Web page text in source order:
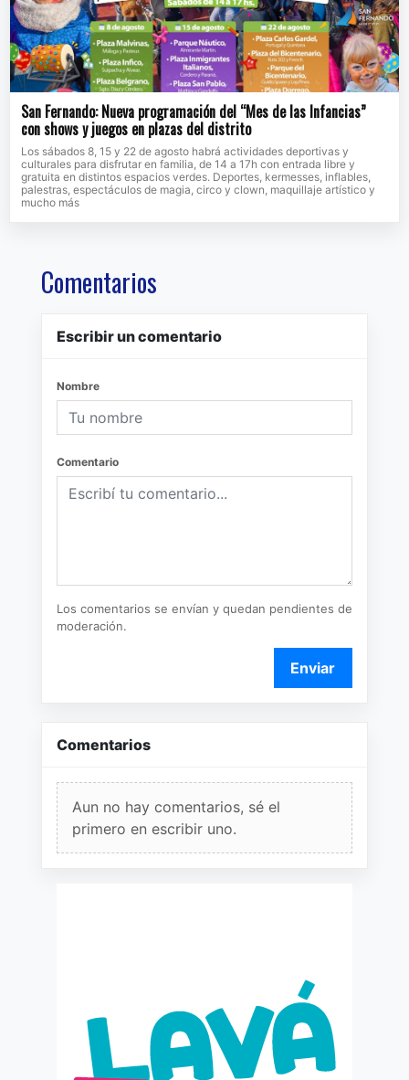
San Fernando: Nueva programación del “Mes de las Infancias”
con shows y juegos en plazas del distrito
Los sábados 8, 15 y 22 de agosto habrá actividades deportivas y
culturales para disfrutar en familia, de 14 a 17h con entrada libre y
gratuita en distintos espacios verdes. Deportes, kermesses, inflables,
palestras, espectáculos de magia, circo y clown, maquillaje artístico y
mucho más
Comentarios
Escribir un comentario
Nombre
Comentario
Los comentarios se envían y quedan pendientes de
moderación.
Enviar
Comentarios
Aun no hay comentarios, sé el
primero en escribir uno.